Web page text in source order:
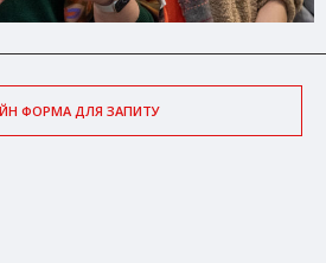
ФОРМА ДЛЯ ЗАПИТУ